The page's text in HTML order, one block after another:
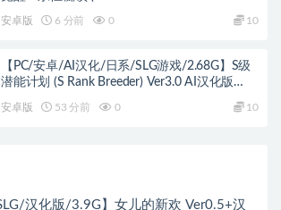
Eternity) Ch.3 AI汉化版+PC+安卓+欧美SLG游戏
+2.46G
安卓版 6 分前 0 10
【PC/安卓/AI汉化/日系/SLG游戏/2.68G】S级
潜能计划 (S Rank Breeder) Ver3.0 AI汉化版
安卓版 53 分前 0 10